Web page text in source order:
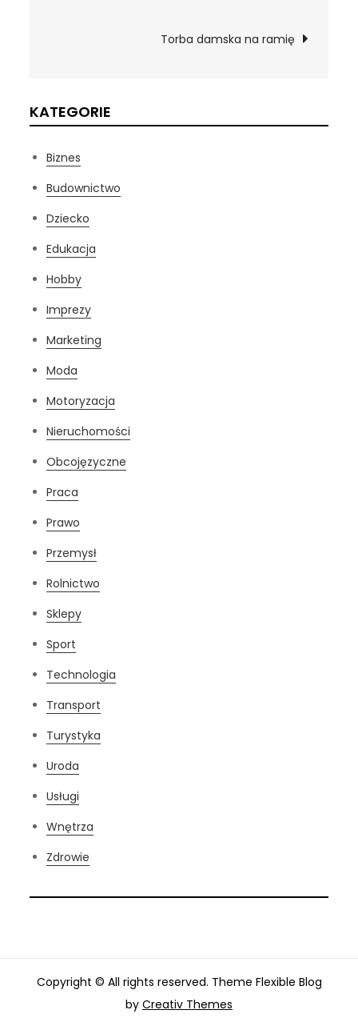
Torba damska na ramię
KATEGORIE
Biznes
Budownictwo
Dziecko
Edukacja
Hobby
Imprezy
Marketing
Moda
Motoryzacja
Nieruchomości
Obcojęzyczne
Praca
Prawo
Przemysł
Rolnictwo
Sklepy
Sport
Technologia
Transport
Turystyka
Uroda
Usługi
Wnętrza
Zdrowie
Copyright © All rights reserved. Theme Flexible Blog
by Creativ Themes